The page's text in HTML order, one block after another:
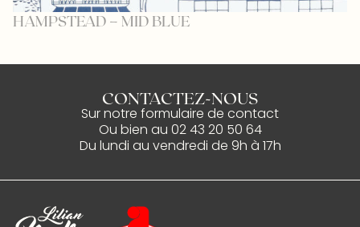
HAMPSTEAD – MID BLUE
CONTACTEZ-NOUS
Sur notre formulaire de contact
Ou bien au 02 43 20 50 64
Du lundi au vendredi de 9h à 17h